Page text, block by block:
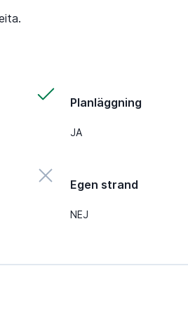
Planläggning
JA
Egen strand
NEJ